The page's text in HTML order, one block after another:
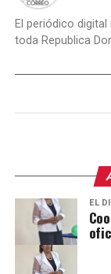
El periódico
toda Republica
EL